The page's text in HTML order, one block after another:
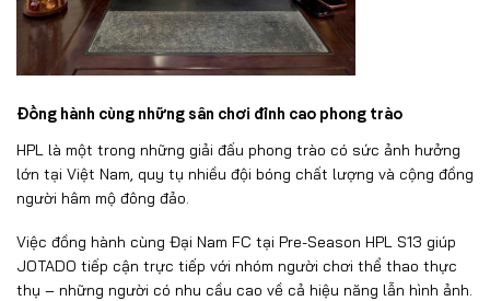
Đồng hành cùng những sân chơi đỉnh cao phong trào
HPL là một trong những giải đấu phong trào có sức ảnh hưởng
lớn tại Việt Nam, quy tụ nhiều đội bóng chất lượng và cộng đồng
người hâm mộ đông đảo.
Việc đồng hành cùng Đại Nam FC tại Pre-Season HPL S13 giúp
JOTADO tiếp cận trực tiếp với nhóm người chơi thể thao thực
thụ – những người có nhu cầu cao về cả hiệu năng lẫn hình ảnh.